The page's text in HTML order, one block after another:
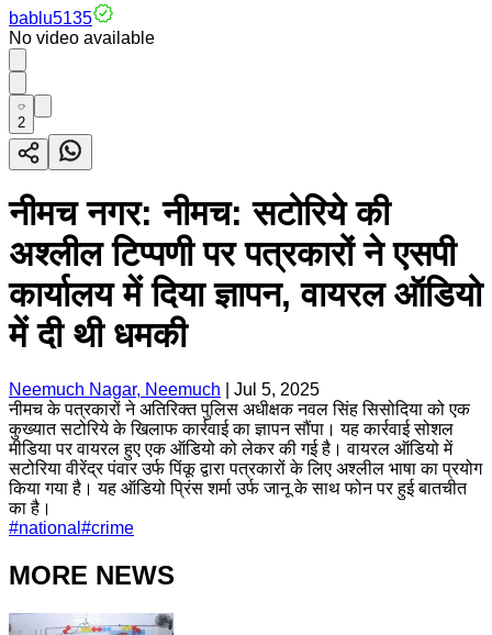
bablu5135
No video available
2
नीमच नगर: नीमच: सटोरिये की
अश्लील टिप्पणी पर पत्रकारों ने एसपी
कार्यालय में दिया ज्ञापन, वायरल ऑडियो
में दी थी धमकी
Neemuch Nagar, Neemuch
Jul 5, 2025
नीमच के पत्रकारों ने अतिरिक्त पुलिस अधीक्षक नवल सिंह सिसोदिया को एक
कुख्यात सटोरिये के खिलाफ कार्रवाई का ज्ञापन सौंपा। यह कार्रवाई सोशल
मीडिया पर वायरल हुए एक ऑडियो को लेकर की गई है। वायरल ऑडियो में
सटोरिया वीरेंद्र पंवार उर्फ पिंकू द्वारा पत्रकारों के लिए अश्लील भाषा का प्रयोग
किया गया है। यह ऑडियो प्रिंस शर्मा उर्फ जानू के साथ फोन पर हुई बातचीत
का है।
#national #crime
MORE NEWS